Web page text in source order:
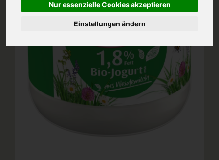
Nur essenzielle Cookies akzeptieren
Einstellungen ändern